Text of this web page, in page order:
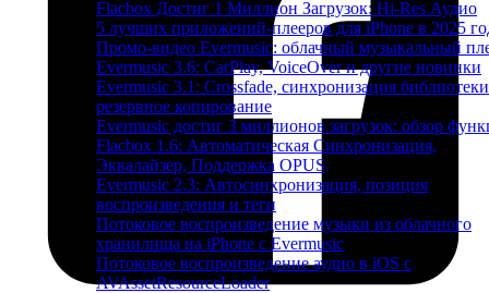
Flacbox Достиг 1 Миллион Загрузок: Hi-Res Аудио
5 лучших приложений-плееров для iPhone в 2025
Промо-видео Evermusic: облачный музыкальный
Evermusic 3.6: CarPlay, VoiceOver и другие новинки
Evermusic 3.1: Crossfade, синхронизация
резервное копирование
Evermusic достиг 3 миллионов загрузок: обзор
Flacbox 1.6: Автоматическая Синхронизация,
Эквалайзер, Поддержка OPUS
Evermusic 2.3: Автосинхронизация, позиция
воспроизведения и теги
Потоковое воспроизведение музыки из облачного
хранилища на iPhone с Evermusic
Потоковое воспроизведение аудио в iOS с
AVAssetResourceLoader